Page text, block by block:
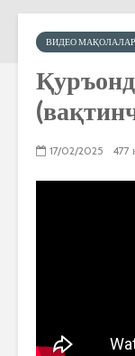
ВИДЕО МАҚОЛАЛАР
17/02/2025 477